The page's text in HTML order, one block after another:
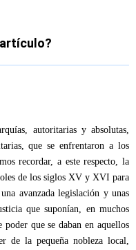
autoritarias y absolutas,
que se enfrentaron a los
recordar, a este respecto, la
de los siglos XV y XVI para
avanzada legislación y unas
que suponían, en muchos
que se daban en aquellos
de la pequeña nobleza local,